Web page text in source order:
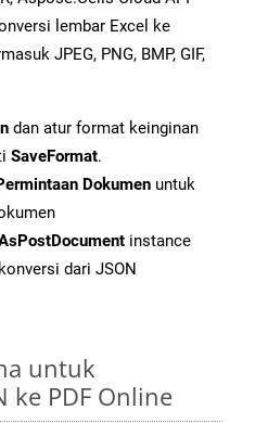
lembar Excel ke
JPEG, PNG, BMP, GIF,
dan atur format keinginan
SaveFormat.
Dokumen untuk
instance
dari JSON
untuk
ke PDF Online